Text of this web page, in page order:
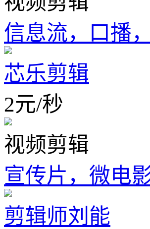
信息流，口播，
芯乐剪辑
2元/秒
视频剪辑
宣传片，微电
剪辑师刘能